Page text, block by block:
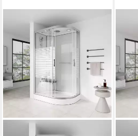
HOME DELUXE